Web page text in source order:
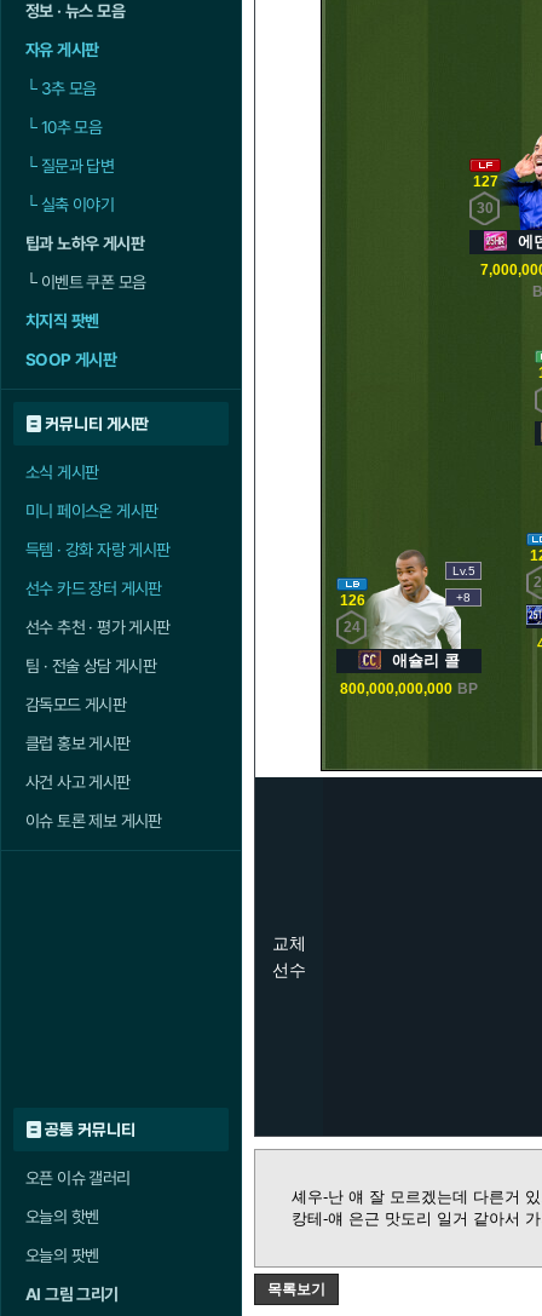
정보 · 뉴스 모음
자유 게시판
└3추 모음
└10추 모음
└질문과 답변
└실축 이야기
팁과 노하우 게시판
└이벤트 쿠폰 모음
치지직 팟벤
SOOP 게시판
커뮤니티 게시판
소식 게시판
미니 페이스온 게시판
득템 · 강화 자랑 게시판
선수 카드 장터 게시판
선수 추천 · 평가 게시판
팀 · 전술 상담 게시판
감독모드 게시판
클럽 홍보 게시판
사건 사고 게시판
이슈 토론 제보 게시판
공통 커뮤니티
오픈 이슈 갤러리
오늘의 핫벤
오늘의 팟벤
AI 그림 그리기
126
24
Lv.5
+8
애슐리 콜
800,000,000,000 BP
127
30
에
교체
선수
셰우-난 얘 잘 모르겠는데 다른거
캉테-얘 은근 맛도리 일거 같아서
목록보기